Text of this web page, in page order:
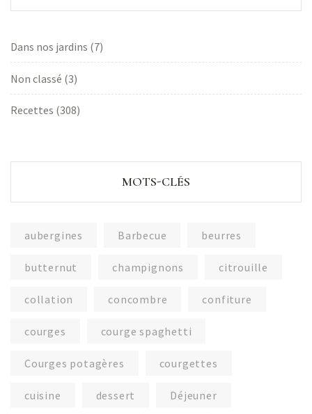
Dans nos jardins (7)
Non classé (3)
Recettes (308)
MOTS-CLÉS
aubergines Barbecue beurres
butternut champignons citrouille
collation concombre confiture
courges courge spaghetti
Courges potagères courgettes
cuisine dessert Déjeuner